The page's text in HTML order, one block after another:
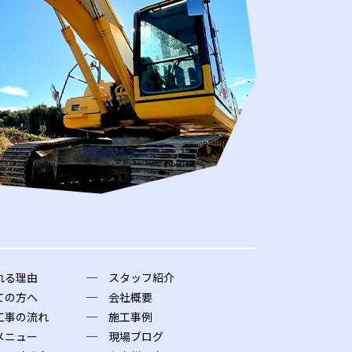
る理由
の方へ
事の流れ
ニュー
スタッフ紹介
会社概要
施工事例
現場ブログ